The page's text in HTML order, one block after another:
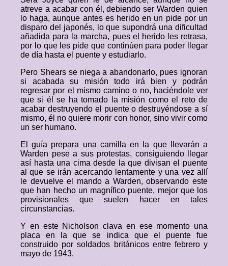
atreve a acabar con él, debiendo ser Warden quien
lo haga, aunque antes es herido en un pide por un
disparo del japonés, lo que supondrá una dificultad
añadida para la marcha, pues el herido les retrasa,
por lo que les pide que continúen para poder llegar
de día hasta el puente y estudiarlo.
Pero Shears se niega a abandonarlo, pues ignoran
si acabada su misión todo irá bien y podrán
regresar por el mismo camino o no, haciéndole ver
que si él se ha tomado la misión como el reto de
acabar destruyendo el puente o destruyéndose a sí
mismo, él no quiere morir con honor, sino vivir como
un ser humano.
El guía prepara una camilla en la que llevarán a
Warden pese a sus protestas, consiguiendo llegar
así hasta una cima desde la que divisan el puente
al que se irán acercando lentamente y una vez allí
le devuelve el mando a Warden, observando este
que han hecho un magnífico puente, mejor que los
provisionales que suelen hacer en tales
circunstancias.
Y en este Nicholson clava en ese momento una
placa en la que se indica que el puente fue
construido por soldados británicos entre febrero y
mayo de 1943.